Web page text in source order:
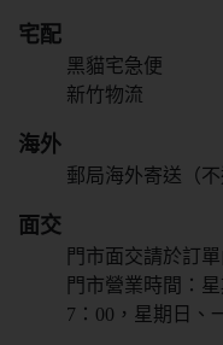
抱歉!
宅配
黑貓宅急便
新竹物流
海外
郵局海外寄送（不
面交
門市面交請於訂
門市營業時間：
7：00，星期日、